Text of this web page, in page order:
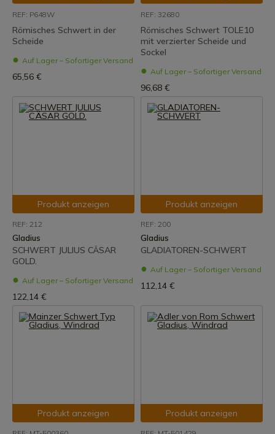
REF: P648W
Römisches Schwert in der
Scheide
Auf Lager – Sofortiger Versand
65,56 €
REF: 32680
Römisches Schwert TOLE10
mit verzierter Scheide und
Sockel
Auf Lager – Sofortiger Versand
96,68 €
Produkt anzeigen
REF: 212
Gladius
SCHWERT JULIUS CÄSAR
GOLD.
Auf Lager – Sofortiger Versand
122,14 €
Produkt anzeigen
REF: 200
Gladius
GLADIATOREN-SCHWERT
Auf Lager – Sofortiger Versand
112,14 €
Produkt anzeigen Produkt anzeigen